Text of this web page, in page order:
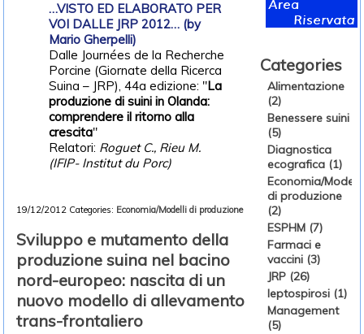
…VISTO ED ELABORATO PER
VOI DALLE JRP 2012… (by
Mario Gherpelli)
Dalle Journées de la Recherche
Porcine (Giornate della Ricerca
Suina – JRP), 44a edizione: "La
produzione di suini inOlanda:
comprendere il ritorno alla
crescita"
Relatori: RoguetC., RieuM.
(IFIP- Institutdu Porc)
19/12/2012 Categories: Economia/Modelli di produzione
Sviluppo e mutamento della
produzione suina nel bacino
nord-europeo: nascita di un
nuovo modello di allevamento
trans-frontaliero
Categories
Alimentazione
(2)
Benessere suini
(5)
Diagnostica
ecografica (1)
Economia/Modelli
di produzione
(2)
ESPHM (7)
Farmaci e
vaccini (3)
JRP (26)
leptospirosi (1)
Management
(5)